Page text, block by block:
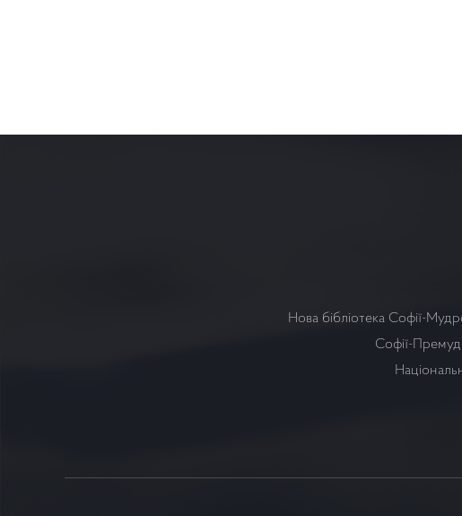
Нова бібліотека Софії-
Софії-